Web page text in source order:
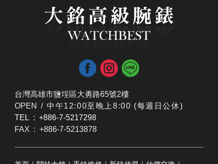
台灣高雄市鹽埕區大勇路65號2樓
OPEN / ​中午12:00至晚上8:00 (每週日公休)
TEL : +886-7-5217298
FAX : +886-7-5213878